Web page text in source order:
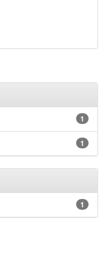
1
1
1